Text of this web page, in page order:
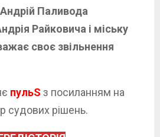
Паливода
Райковича і міську
своє звільнення
пульS з посиланням на
судових рішень.